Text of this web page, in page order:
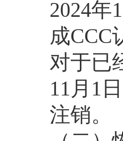
2024年
成CCC
对于已
11 月 1 日
注销。